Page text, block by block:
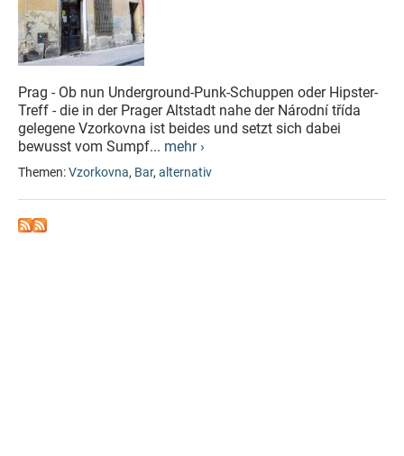
Prag - Ob nun Underground-Punk-Schuppen oder Hipster-
Treff - die in der Prager Altstadt nahe der Národní třída
gelegene Vzorkovna ist beides und setzt sich dabei
bewusst vom Sumpf... mehr ›
Themen:Vzorkovna, Bar, alternativ